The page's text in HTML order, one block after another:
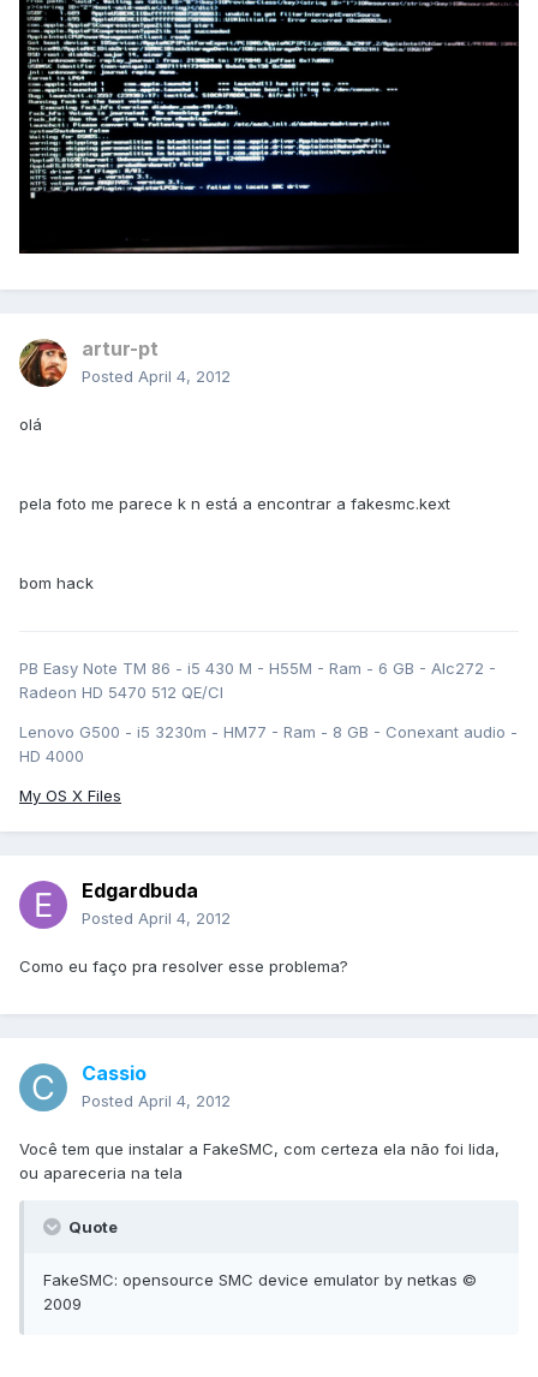
artur-pt
Posted April 4, 2012
olá
pela foto me parece k n está a encontrar a fakesmc.kext
bom hack
PB Easy Note TM 86 - i5 430 M - H55M - Ram - 6 GB - Alc272 -
Radeon HD 5470 512 QE/CI
Lenovo G500 - i5 3230m - HM77 - Ram - 8 GB - Conexant audio -
HD 4000
My OS X Files
Edgardbuda
Posted April 4, 2012
Como eu faço pra resolver esse problema?
Cassio
Posted April 4, 2012
Você tem que instalar a FakeSMC, com certeza ela não foi lida,
ou apareceria na tela
Quote
FakeSMC: opensource SMC device emulator by netkas ©
2009